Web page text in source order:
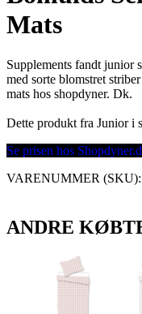
Mats
Supplements fandt junior
med sorte blomstret
mats hos shopdyner. Dk.
Dette produkt fra Junior i
Se prisen hos
VARENUMMER (SKU):
ANDRE